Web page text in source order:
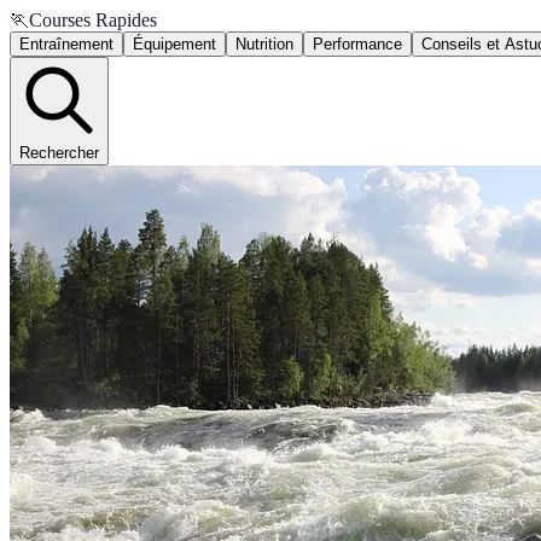
🏃Courses Rapides
Entraînement Équipement Nutrition Performance Conseils et
Rechercher